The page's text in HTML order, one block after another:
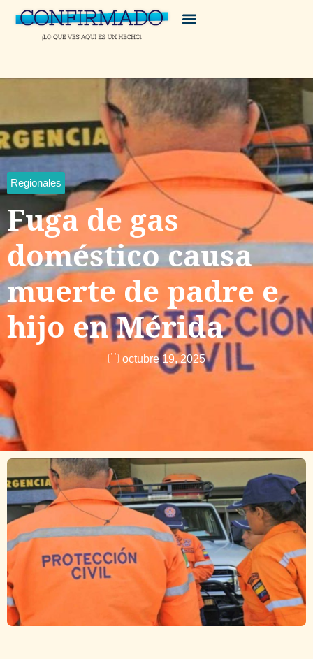
Regionales
Fuga de gas
doméstico causa
muerte de padre e
hijo en Mérida
octubre 19, 2025